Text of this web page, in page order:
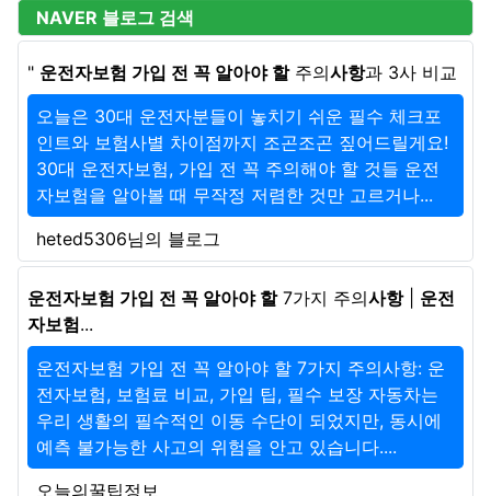
NAVER 블로그 검색
" 운전자보험 가입 전 꼭 알아야 할주의사항과 3사 비교
오늘은 30대 운전자분들이 놓치기 쉬운 필수 체크포
인트와 보험사별 차이점까지 조곤조곤 짚어드릴게요!
30대 운전자보험, 가입 전 꼭 주의해야 할 것들 운전
자보험을 알아볼 때 무작정 저렴한 것만 고르거나...
heted5306님의 블로그
운전자보험 가입 전 꼭 알아야 할7가지 주의사항| 운전
자보험...
운전자보험 가입 전 꼭 알아야 할 7가지 주의사항: 운
전자보험, 보험료 비교, 가입 팁, 필수 보장 자동차는
우리 생활의 필수적인 이동 수단이 되었지만, 동시에
예측 불가능한 사고의 위험을 안고 있습니다....
오늘의꿀팁정보